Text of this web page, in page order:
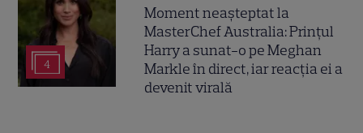
4
Moment neașteptat la
MasterChef Australia: Prințul
Harry a sunat-o pe Meghan
Markle în direct, iar reacția ei a
devenit virală